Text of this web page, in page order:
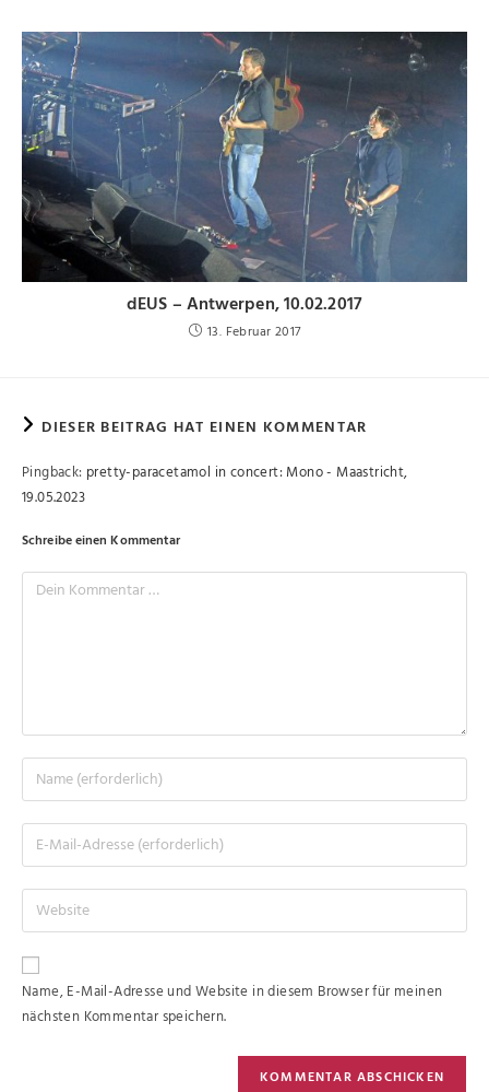
dEUS – Antwerpen, 10.02.2017
13. Februar 2017
DIESER BEITRAG HAT EINEN KOMMENTAR
Pingback: pretty-paracetamol in concert: Mono - Maastricht,
19.05.2023
Schreibe einen Kommentar
Name, E-Mail-Adresse und Website in diesem Browser für meinen
nächsten Kommentar speichern.